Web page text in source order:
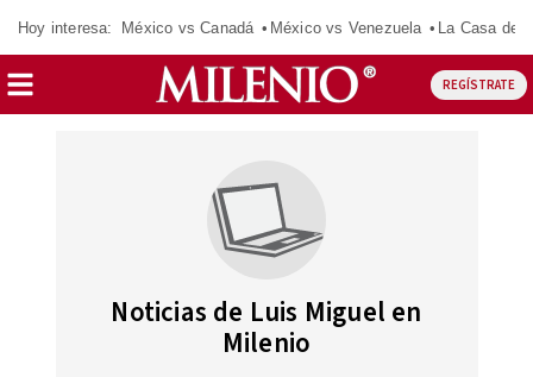
Hoy interesa: México vs Canadá México vs Venezuela La Casa de
REGÍSTRATE
Noticias de Luis Miguel en
Milenio